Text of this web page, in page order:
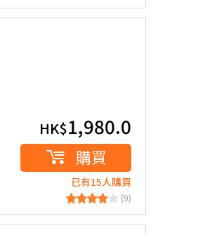
HK$1,980.0
購買
已有15人購買
(9)